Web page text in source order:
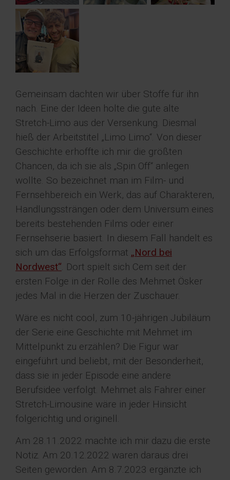
Gemeinsam dachten wir über Stoffe für ihn
nach. Eine der Ideen holte die gute alte
Stretch-Limo aus der Versenkung. Diesmal
hieß der Arbeitstitel „Limo Limo“. Von dieser
Geschichte erhoffte ich mir die größten
Chancen, da ich sie als „Spin Off“ anlegen
wollte. So bezeichnet man im Film- und
Fernsehbereich ein Werk, das auf Charakteren,
Handlungssträngen oder dem Universum eines
bereits bestehenden Films oder einer
Fernsehserie basiert. In diesem Fall handelt es
sich um das Erfolgsformat „Nord bei
Nordwest“. Dort spielt sich Cem seit der
ersten Folge in der Rolle des Mehmet Ösker
jedes Mal in die Herzen der Zuschauer.
Wäre es nicht cool, zum 10-jährigen Jubiläum
der Serie eine Geschichte mit Mehmet im
Mittelpunkt zu erzählen? Die Figur war
eingeführt und beliebt, mit der Besonderheit,
dass sie in jeder Episode eine andere
Berufsidee verfolgt. Mehmet als Fahrer einer
Stretch-Limousine wäre in jeder Hinsicht
folgerichtig und originell.
Am 28.11.2022 machte ich mir dazu die erste
Notiz. Am 20.12.2022 waren daraus drei
Seiten geworden. Am 8.7.2023 ergänzte ich